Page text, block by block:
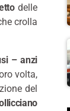
delle
crolla
– anzi
volta,
del